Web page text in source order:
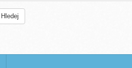
Hledej